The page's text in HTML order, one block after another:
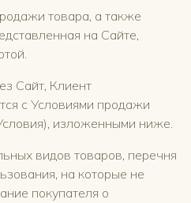
товара, а также
на Сайте,
Сайт, Клиент
с Условиями продажи
изложенными ниже.
видов товаров, перечня
на которые не
покупателя о